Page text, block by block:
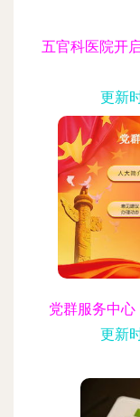
五官科医院开
更新
党群服务中
更新